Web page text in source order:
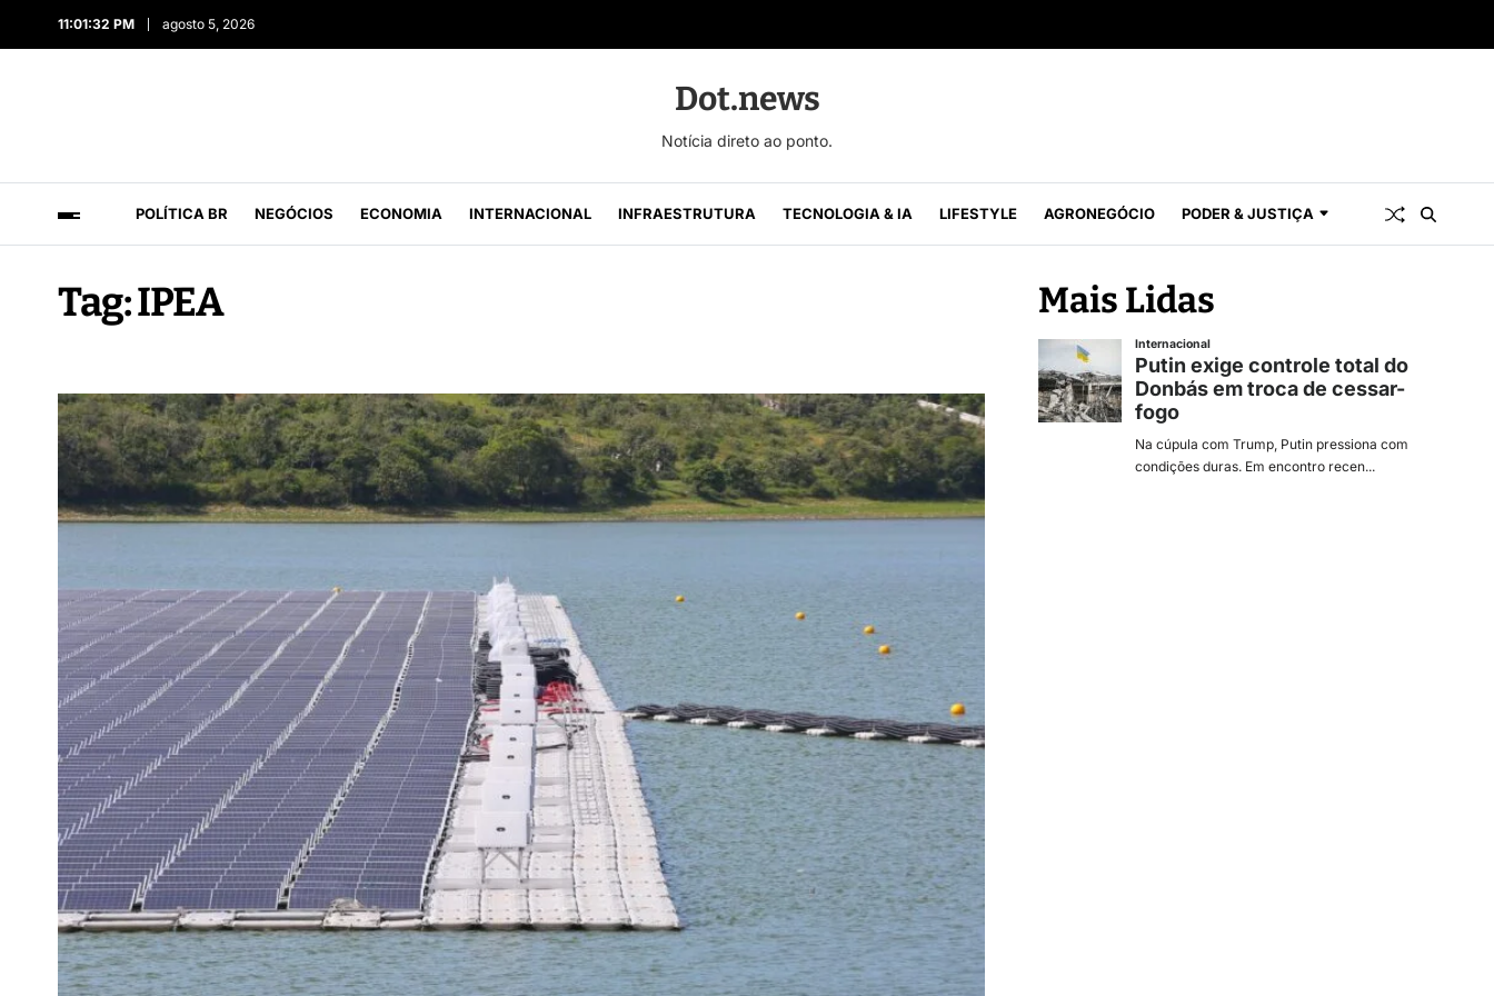
11:01:32 PM agosto 5, 2026
Dot.news
Notícia direto ao ponto.
POLÍTICA BR NEGÓCIOS ECONOMIA INTERNACIONAL INFRAESTRUTURA TECNOLOGIA & IA LIFESTYLE AGRONEGÓCIO PODER & JUSTIÇA
Tag:IPEA Mais Lidas